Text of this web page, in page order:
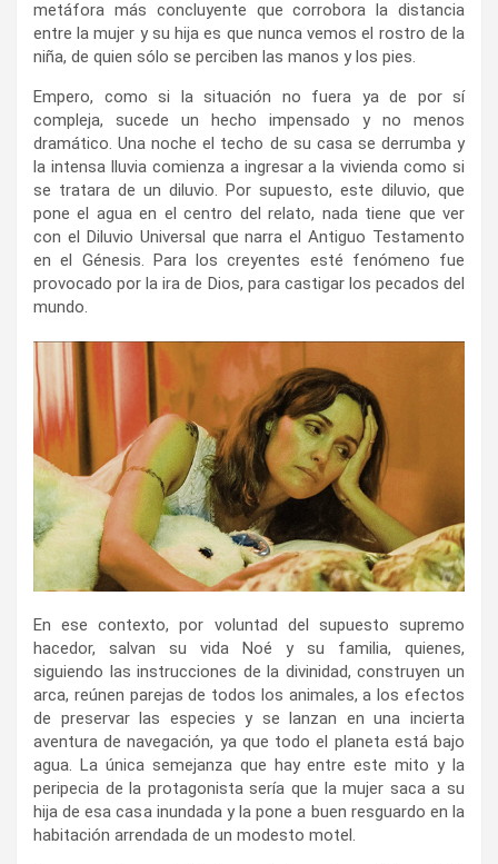
metáfora más concluyente que corrobora la distancia
entre la mujer y su hija es que nunca vemos el rostro de la
niña, de quien sólo se perciben las manos y los pies.
Empero, como si la situación no fuera ya de por sí
compleja, sucede un hecho impensado y no menos
dramático. Una noche el techo de su casa se derrumba y
la intensa lluvia comienza a ingresar a la vivienda como si
se tratara de un diluvio. Por supuesto, este diluvio, que
pone el agua en el centro del relato, nada tiene que ver
con el Diluvio Universal que narra el Antiguo Testamento
en el Génesis. Para los creyentes esté fenómeno fue
provocado por la ira de Dios, para castigar los pecados del
mundo.
En ese contexto, por voluntad del supuesto supremo
hacedor, salvan su vida Noé y su familia, quienes,
siguiendo las instrucciones de la divinidad, construyen un
arca, reúnen parejas de todos los animales, a los efectos
de preservar las especies y se lanzan en una incierta
aventura de navegación, ya que todo el planeta está bajo
agua. La única semejanza que hay entre este mito y la
peripecia de la protagonista sería que la mujer saca a su
hija de esa casa inundada y la pone a buen resguardo en la
habitación arrendada de un modesto motel.